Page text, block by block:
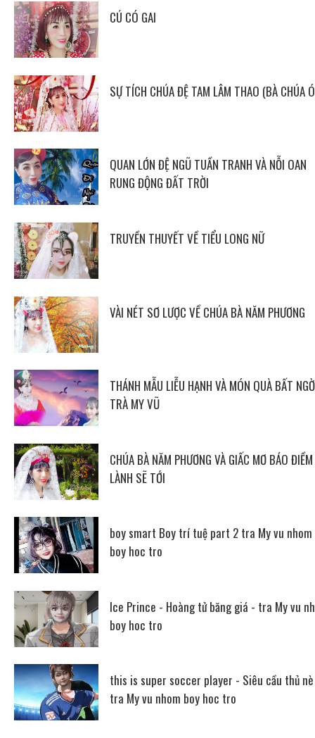
CÚ CÓ GAI
SỰ TÍCH CHÚA ĐỆ TAM LÂM THAO (BÀ CHÚA
QUAN LỚN ĐỆ NGŨ TUẦN TRANH VÀ NỖI OAN
RUNG ĐỘNG ĐẤT TRỜI
TRUYỀN THUYẾT VỀ TIỂU LONG NỮ
VÀI NÉT SƠ LƯỢC VỀ CHÚA BÀ NĂM PHƯƠNG
THÁNH MẪU LIỄU HẠNH VÀ MÓN QUÀ BẤT
TRÀ MY VŨ
CHÚA BÀ NĂM PHƯƠNG VÀ GIẤC MƠ BÁO ĐIỀM
LÀNH SẼ TỚI
boy smart Boy trí tuệ part 2 tra My vu nhom
boy hoc tro
Ice Prince - Hoàng tử băng giá - tra My vu
boy hoc tro
this is super soccer player - Siêu cầu thủ
tra My vu nhom boy hoc tro